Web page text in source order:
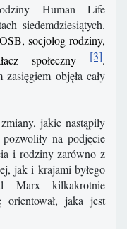
Human Life
siedemdziesiątych.
socjolog rodziny,
społeczny [3].
objęła cały
jakie nastąpiły
na podjęcie
i rodziny zarówno z
jak i krajami byłego
Marx kilkakrotnie
orientował, jaka jest